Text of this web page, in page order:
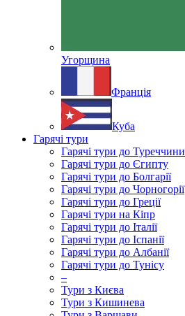
Угорщина
Франція
Куба
Гарячі тури
Гарячі тури до Туреччини
Гарячі тури до Єгипту
Гарячі тури до Болгарії
Гарячі тури до Чорногорії
Гарячі тури до Греції
Гарячі тури на Кіпр
Гарячі тури до Італії
Гарячі тури до Іспанії
Гарячі тури до Албанії
Гарячі тури до Тунісу
–
Тури з Києва
Тури з Кишинева